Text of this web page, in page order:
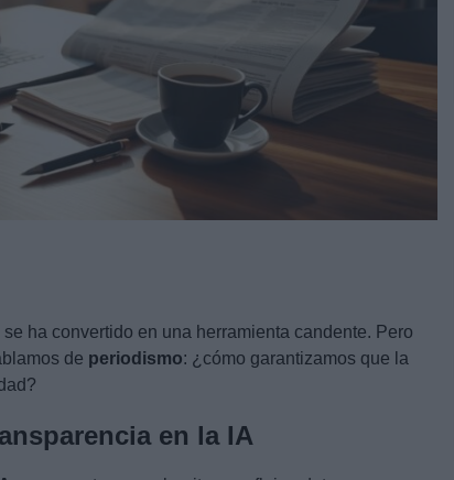
se ha convertido en una herramienta candente. Pero
de periodismo: ¿cómo garantizamos que la
en la IA